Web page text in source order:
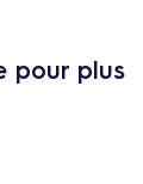
pour plus